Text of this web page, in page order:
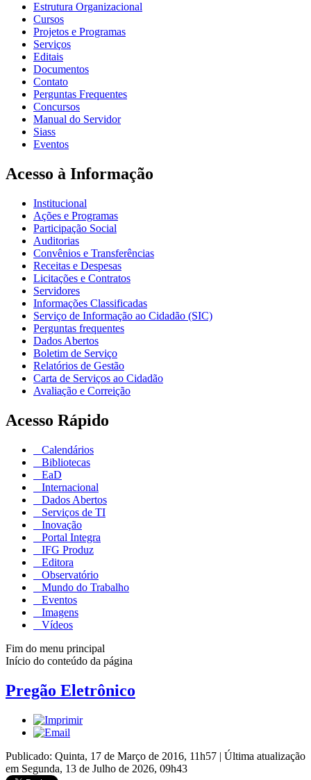
Estrutura Organizacional
Cursos
Projetos e Programas
Serviços
Editais
Documentos
Contato
Perguntas Frequentes
Concursos
Manual do Servidor
Siass
Eventos
Acesso à Informação
Institucional
Ações e Programas
Participação Social
Auditorias
Convênios e Transferências
Receitas e Despesas
Licitações e Contratos
Servidores
Informações Classificadas
Serviço de Informação ao Cidadão (SIC)
Perguntas frequentes
Dados Abertos
Boletim de Serviço
Relatórios de Gestão
Carta de Serviços ao Cidadão
Avaliação e Correição
Acesso Rápido
Calendários
Bibliotecas
EaD
Internacional
Dados Abertos
Serviços de TI
Inovação
Portal Integra
IFG Produz
Editora
Observatório
Mundo do Trabalho
Eventos
Imagens
Vídeos
Fim do menu principal
Início do conteúdo da página
Pregão Eletrônico
Publicado: Quinta, 17 de Março de 2016, 11h57 | Última atualização
em Segunda, 13 de Julho de 2026, 09h43